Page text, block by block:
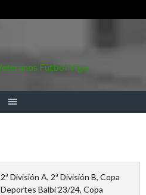
2ª División A, 2ª División B, Copa
Deportes Balbi 23/24, Copa